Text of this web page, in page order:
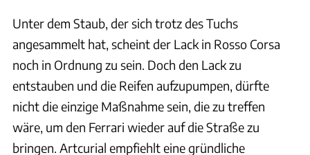
Unter dem Staub, der sich trotz des Tuchs
angesammelt hat, scheint der Lack in Rosso Corsa
noch in Ordnung zu sein. Doch den Lack zu
entstauben und die Reifen aufzupumpen, dürfte
nicht die einzige Maßnahme sein, die zu treffen
wäre, um den Ferrari wieder auf die Straße zu
bringen. Artcurial empfiehlt eine gründliche